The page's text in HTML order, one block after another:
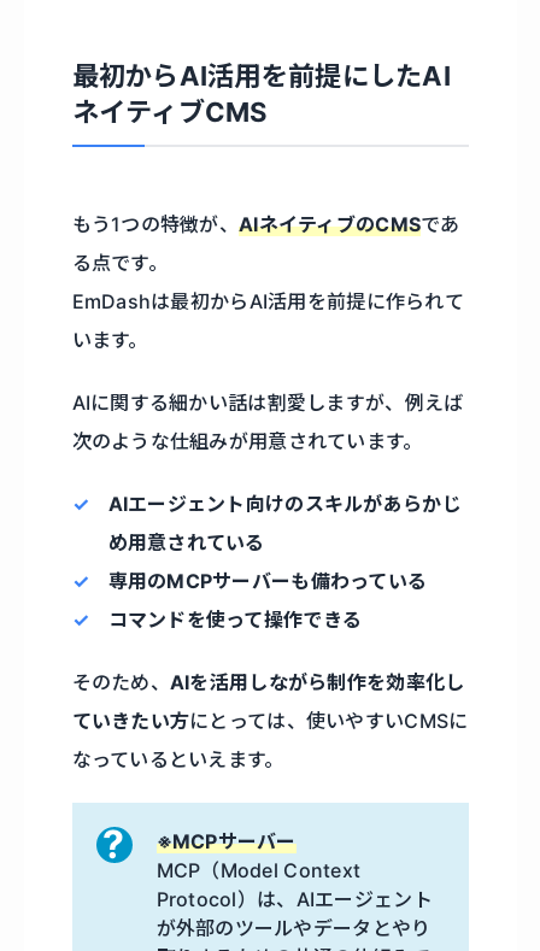
最初からAI活用を前提にしたAI
ネイティブCMS
もう1つの特徴が、AIネイティブのCMSであ
る点です。
EmDashは最初からAI活用を前提に作られて
います。
AIに関する細かい話は割愛しますが、例えば
次のような仕組みが用意されています。
AIエージェント向けのスキルがあらかじ
め用意されている
専用のMCPサーバーも備わっている
コマンドを使って操作できる
そのため、 AIを活用しながら制作を効率化し
ていきたい方にとっては、使いやすいCMSに
なっているといえます。
※MCPサーバー
MCP（Model Context
Protocol）は、AIエージェント
が外部のツールやデータとやり